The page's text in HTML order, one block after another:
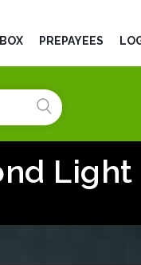
PRÉPAYÉES
Light